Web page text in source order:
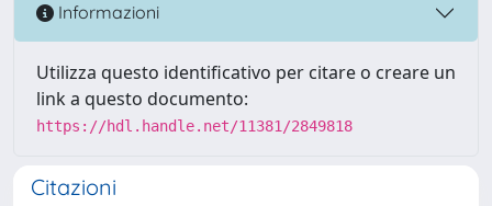
Informazioni
Utilizza questo identificativo per citare o creare un
link a questo documento:
https://hdl.handle.net/11381/2849818
Citazioni